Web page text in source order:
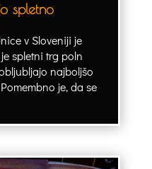
spletno
v Sloveniji je
spletni trg poln
najboljšo
je, da se